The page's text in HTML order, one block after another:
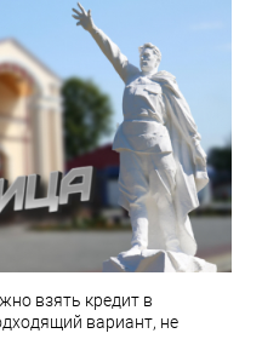
взять кредит в
вариант, не